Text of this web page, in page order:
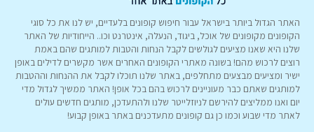
האתר הגדול ביותר בישראל עבור חיפוש קופונים בלעדיים, יש לנו את כל סוגי
הקופונים מקופונים של אוכל, ביגוד, הנעלה, אינטרנט וכו.. הייחודיות של האתר
שלנו היא שאנו מציעים לגולשים לקבל הנחות והטבות למותגים שהם באמת
רוצים לרכוש מהם! בשונה מאתרי הקופונים האחרים אשר מקשרים לדילים באופן
ישיר ומציעים מבצעים מתחלפים, באתר שלנו תוכלו לקבל את ההנחות וההטבות
למותגים שאתם כבר מעוניינים לרכוש בהם בכל אופן! האתר ממשיך לגדול מדי
יום ואנו ממליצים להירשם לניוזלייטר שלנו ולהתעדכן, מותגים חדשים עולים
לאתר מדי שבוע וכמו כן גם קופונים מתעדכנים באתר באופן קבוע!